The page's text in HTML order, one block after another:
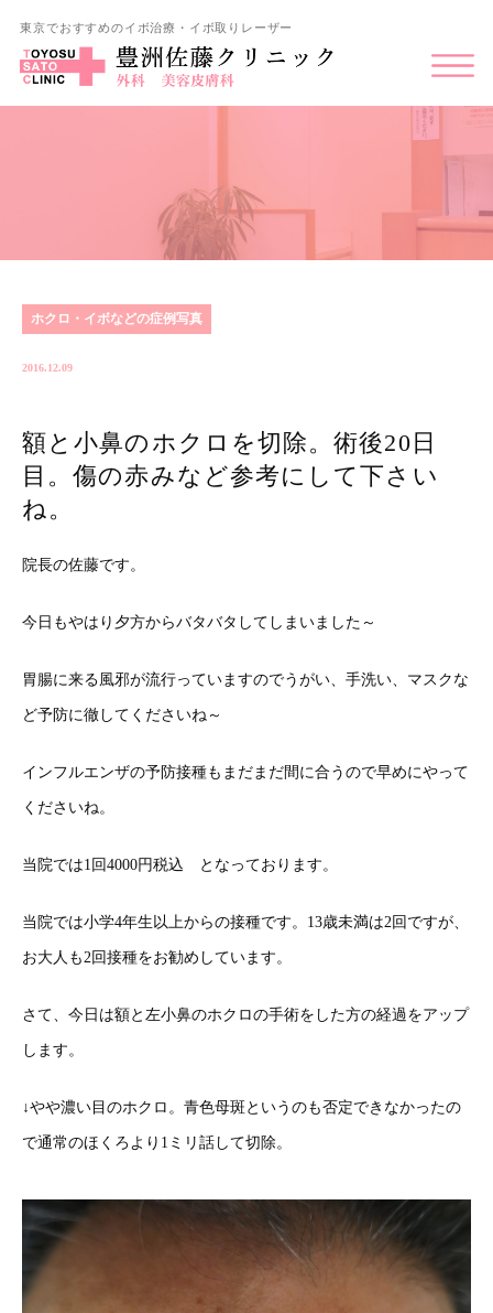
東京でおすすめのイボ治療・イボ取りレーザー
ホクロ・イボなどの症例写真
2016.12.09
額と小鼻のホクロを切除。術後20日
目。傷の赤みなど参考にして下さい
ね。
院長の佐藤です。
今日もやはり夕方からバタバタしてしまいました～
胃腸に来る風邪が流行っていますのでうがい、手洗い、マスクな
ど予防に徹してくださいね～
インフルエンザの予防接種もまだまだ間に合うので早めにやって
くださいね。
当院では1回4000円税込 となっております。
当院では小学4年生以上からの接種です。13歳未満は2回ですが、
お大人も2回接種をお勧めしています。
さて、今日は額と左小鼻のホクロの手術をした方の経過をアップ
します。
↓やや濃い目のホクロ。青色母斑というのも否定できなかったの
で通常のほくろより1ミリ話して切除。